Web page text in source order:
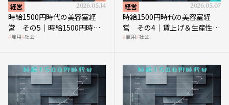
経営 2026.05.14
時給1500円時代の美容室経
営 その5｜時給1500円時代
の到来は美容業の収益構造を
雇用 社会
経営 2026.05.07
時給1500円時代の美容室経
営 その4｜賃上げ＆生産性向
上につなげる賢い助成金活用
雇用 社会